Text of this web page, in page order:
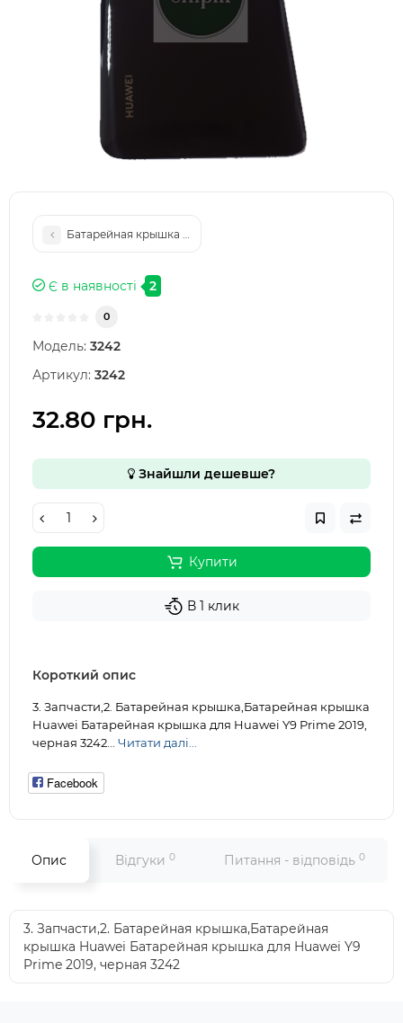
Батарейная крышка для Huawei Y9 Prime 2019, зеленая
Є в наявності 2
0
Модель: 3242
Артикул: 3242
32.80 грн.
Знайшли дешевше?
Купити
В 1 клик
Короткий опис
3. Запчасти,2. Батарейная крышка,Батарейная крышка
Huawei Батарейная крышка для Huawei Y9 Prime 2019,
черная 3242... Читати далі...
Facebook
Опис Відгуки 0 Питання - відповідь 0
3. Запчасти,2. Батарейная крышка,Батарейная
крышка Huawei Батарейная крышка для Huawei Y9
Prime 2019, черная 3242